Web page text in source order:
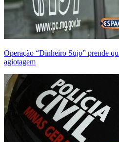
Operação “Dinheiro Sujo” prende
agiotagem